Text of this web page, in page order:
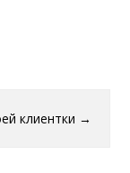
клиентки →